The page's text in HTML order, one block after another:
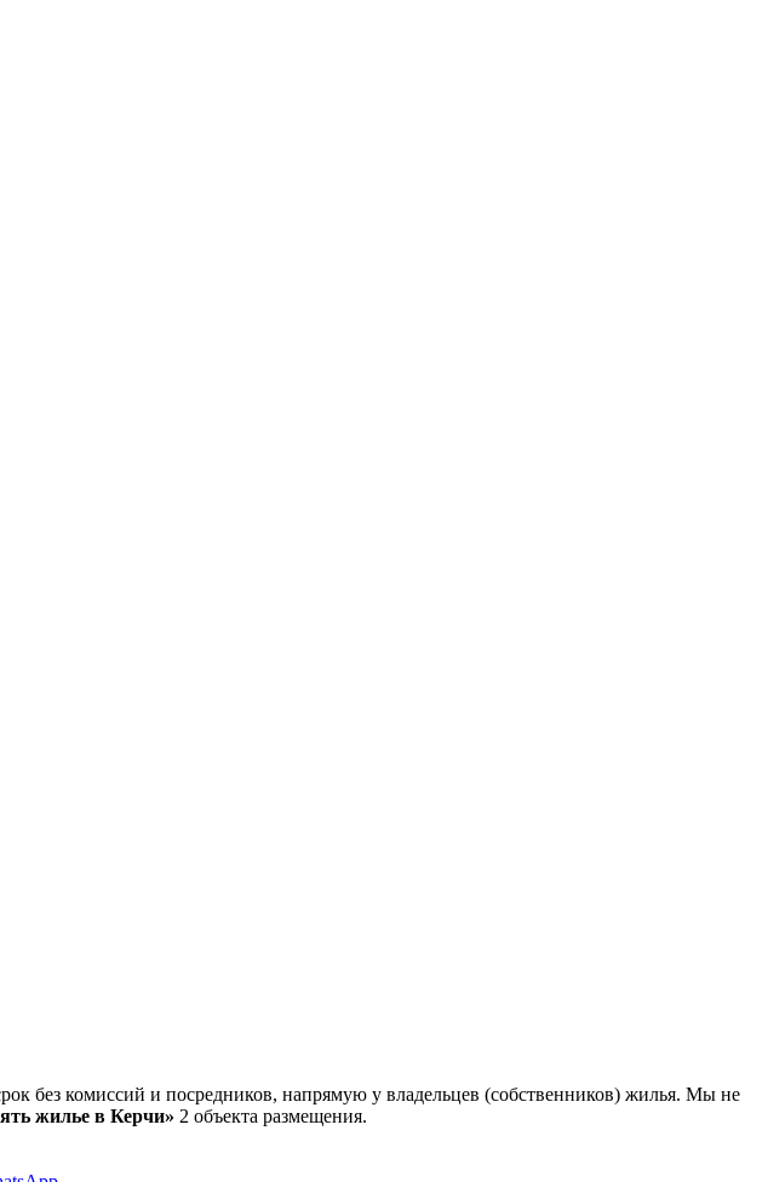
без комиссий и посредников, напрямую у владельцев (собственников) жилья. Мы не
жилье в Керчи» 2 объекта размещения.